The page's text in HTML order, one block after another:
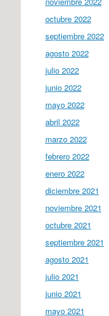
octubre 2022
septiembre 2022
agosto 2022
julio 2022
junio 2022
mayo 2022
abril 2022
marzo 2022
febrero 2022
enero 2022
diciembre 2021
noviembre 2021
octubre 2021
septiembre 2021
agosto 2021
julio 2021
junio 2021
mayo 2021